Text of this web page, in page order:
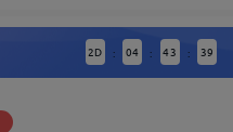
2D : 04 : 43 : 38